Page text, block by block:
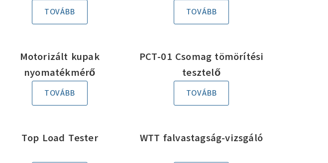
TOVÁBB TOVÁBB
Motorizált kupak
nyomatékmérő
TOVÁBB
PCT-01 Csomag tömörítési
tesztelő
TOVÁBB
Top Load Tester WTT falvastagság-vizsgáló